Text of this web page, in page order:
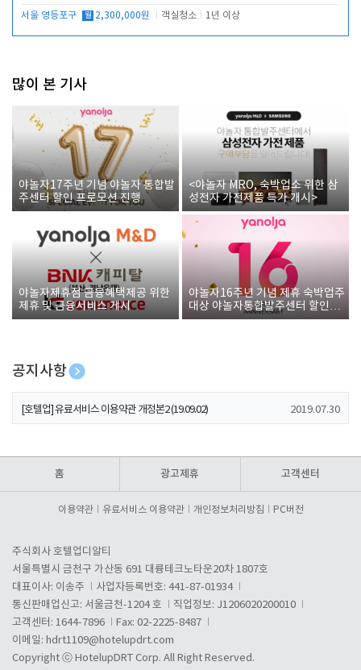
서울 영등포구 월 2,300,000원 객실청소 1년 이상
많이 본 기사
야놀자17주년 기념 야놀자 통합발
주센터 할인 프로모션 진행
<야놀자 MRO, 숙박업소 위한 삼
성전자 가전제품 특가 개시>
야놀자제휴점 금융혜택제공 위한
제휴 및 금융서비스 게시
야놀자16주년 기념 제휴 숙박업주
대상 야놀자통합발주센터 할인쿠
폰 증정
공지사항
[호텔업] 개인정보 처리방침 개정본1 (19.09.02)
[호텔업] 유료서비스 이용약관 개정본2 (19.09.02) 2019.07.30
홈 광고제휴 고객센터
이용약관 유료서비스 이용약관 개인정보처리방침 PC버전
주식회사 호텔업디알티
서울특별시 금천구 가산동 691 대륭테크노타운20차 1807호
대표이사: 이송주
사업자등록번호: 441-87-01934
통신판매업신고: 서울금천-1204 호
직업정보: J1206020200010
고객센터: 1644-7896
Fax: 02-2225-8487
이메일: hdrt1109@hotelupdrt.com
Copyright ⓒ HotelupDRT Corp. All Right Reserved.